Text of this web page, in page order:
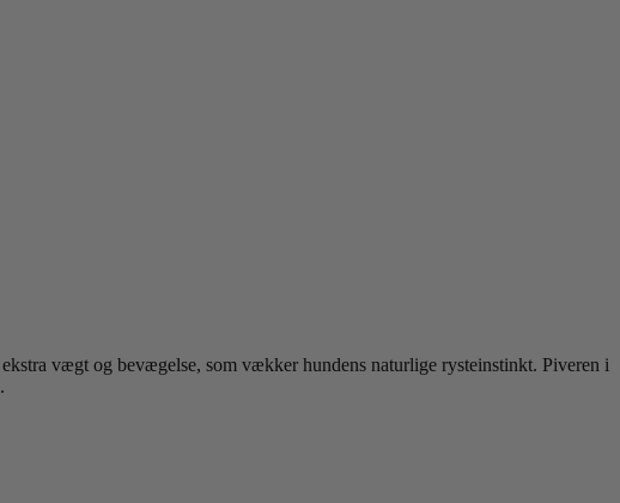
vægt og bevægelse, som vækker hundens naturlige rysteinstinkt. Piveren i